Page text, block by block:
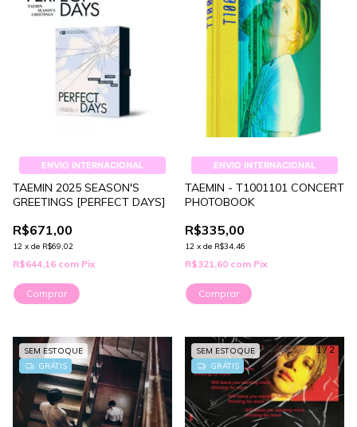
ENVIO INTERNACIONAL
TAEMIN 2025 SEASON'S
GREETINGS [PERFECT DAYS]
R$671,00
12 x de R$69,02
R$644,16 com Pix
ENVIO INTERNACIONAL
TAEMIN - T1001101 CONCERT
PHOTOBOOK
R$335,00
12 x de R$34,46
R$321,60 com Pix
SEM ESTOQUE
GRÁTIS
1/2
SEM ESTOQUE
GRÁTIS